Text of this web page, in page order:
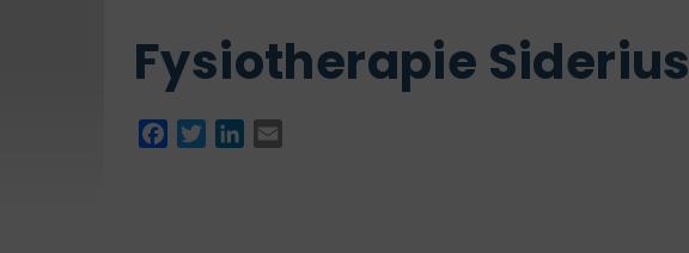
Fysiotherapie Siderius
Facebook
TwitterLinkedIn